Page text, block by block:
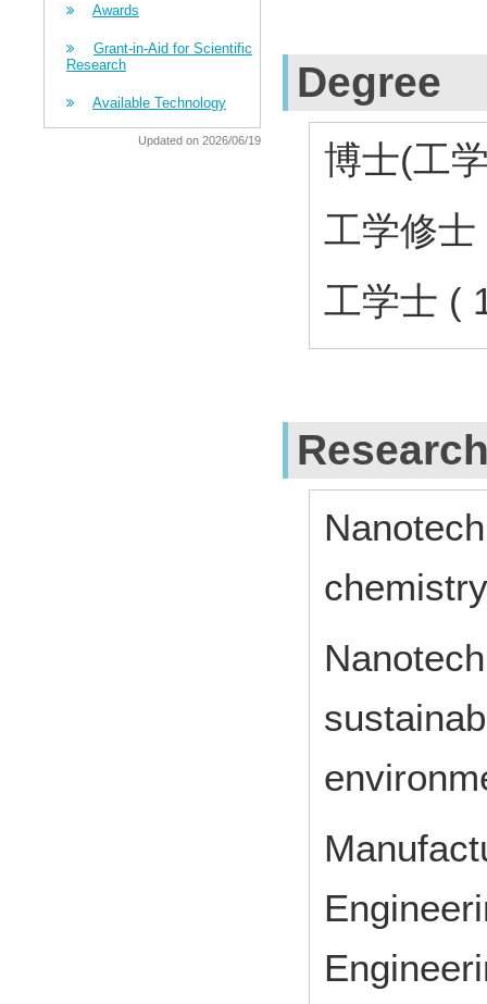
Awards
Grant-in-Aid for Scientific
Research
Available Technology
Updated on 2026/06/19
Degree
博士(工
工学修
工学士 (
chemistry